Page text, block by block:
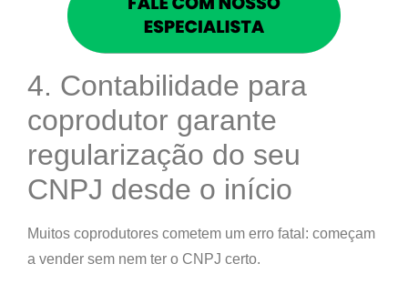
4. Contabilidade para
coprodutor garante
regularização do seu
CNPJ desde o início
Muitos coprodutores cometem um erro fatal: começam
a vender sem nem ter o CNPJ certo.